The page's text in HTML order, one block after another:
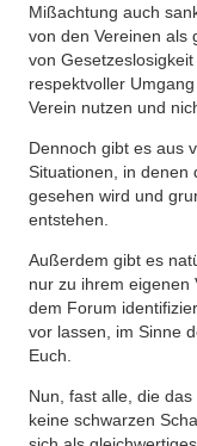
Mißachtung auch
von den Vereinen als
von
respektvoller
Verein nutzen und
Dennoch gibt es aus
Situationen, in denen
gesehen wird und
entstehen.
Außerdem gibt es
nur zu ihrem eigenen
dem Forum
vor lassen, im Sinne
Euch.
Nun, fast alle, die
keine schwarzen